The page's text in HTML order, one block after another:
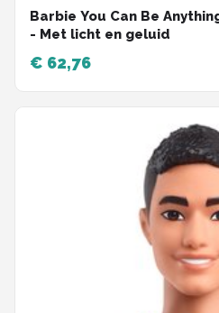
Barbie You Can Be
- Met licht en geluid
€ 62,76